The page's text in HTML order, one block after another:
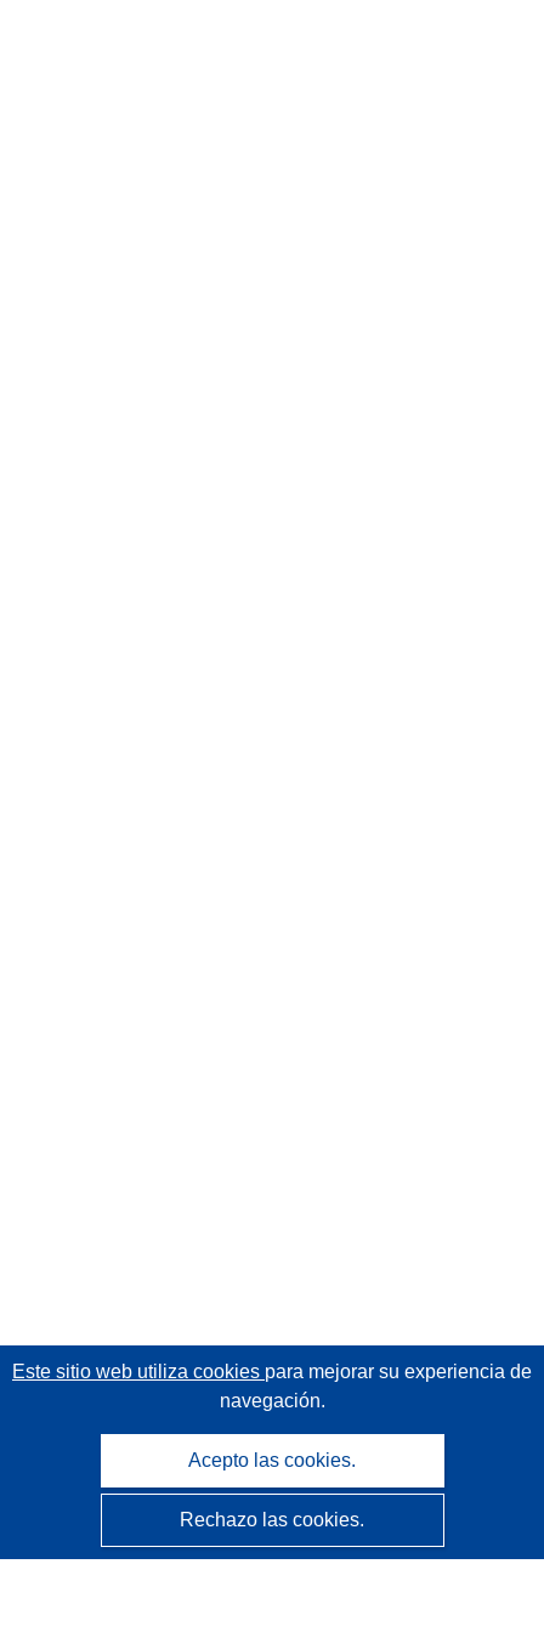
CORDIS - Resultados de investigaciones de la UE
Este sitio web utiliza cookies para mejorar su experiencia de
navegación.
Acepto las cookies.
Rechazo las cookies.